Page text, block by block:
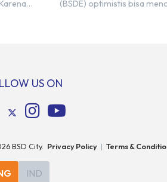
(BSDE) optimistis bisa
DTP, BSDE optimistis bisa
US ON
BSD City. Privacy Policy | Terms &
IND